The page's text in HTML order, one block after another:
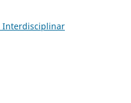
Interdisciplinar